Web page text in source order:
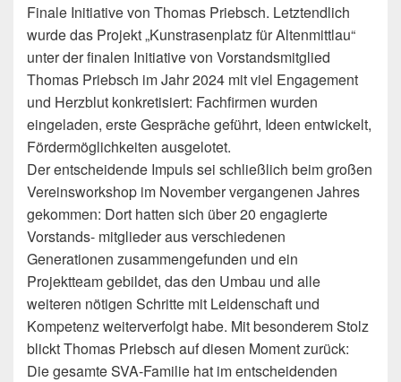
Finale Initiative von Thomas Priebsch. Letztendlich
wurde das Projekt „Kunstrasenplatz für Altenmittlau“
unter der finalen Initiative von Vorstandsmitglied
Thomas Priebsch im Jahr 2024 mit viel Engagement
und Herzblut konkretisiert: Fachfirmen wurden
eingeladen, erste Gespräche geführt, Ideen entwickelt,
Fördermöglichkeiten ausgelotet.
Der entscheidende Impuls sei schließlich beim großen
Vereinsworkshop im November vergangenen Jahres
gekommen: Dort hatten sich über 20 engagierte
Vorstands- mitglieder aus verschiedenen
Generationen zusammengefunden und ein
Projektteam gebildet, das den Umbau und alle
weiteren nötigen Schritte mit Leidenschaft und
Kompetenz weiterverfolgt habe. Mit besonderem Stolz
blickt Thomas Priebsch auf diesen Moment zurück:
Die gesamte SVA-Familie hat im entscheidenden